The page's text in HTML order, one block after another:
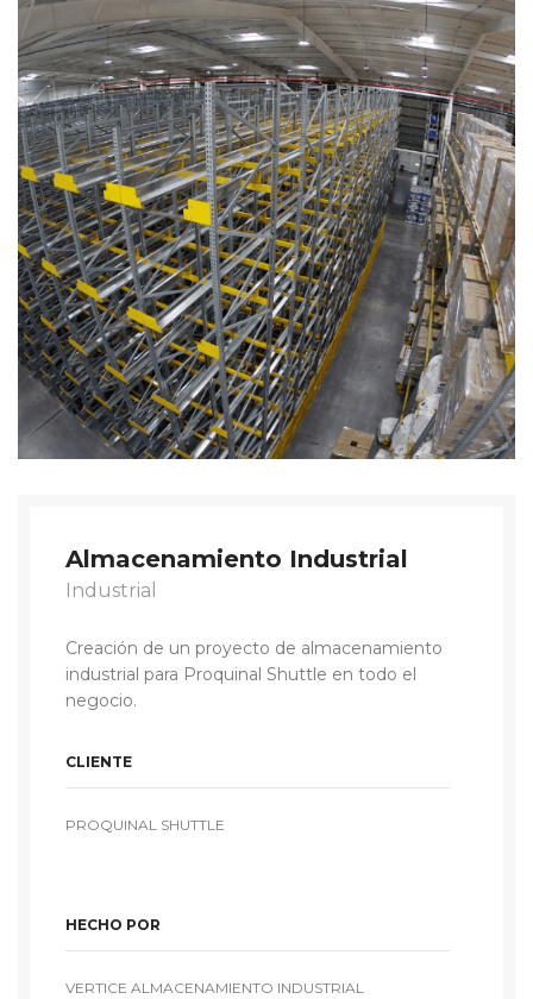
Almacenamiento Industrial
Industrial
Creación de un proyecto de almacenamiento
industrial para Proquinal Shuttle en todo el
negocio.
CLIENTE
PROQUINAL SHUTTLE
HECHO POR
VERTICE ALMACENAMIENTO INDUSTRIAL